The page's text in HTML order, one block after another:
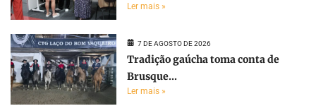
Ler mais »
7 DE AGOSTO DE 2026
Tradição gaúcha toma conta de
Brusque...
Ler mais »